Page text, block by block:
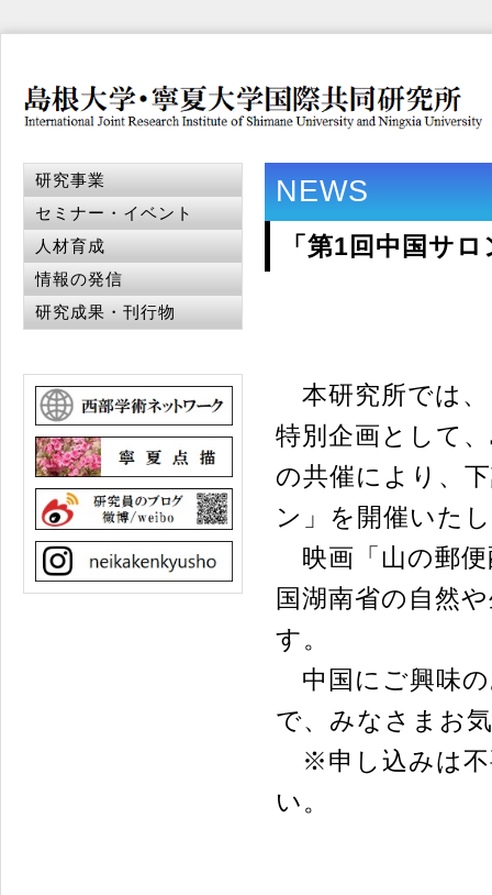
NEWS
「第1回中国サ
本研究所では、
特別企画として
の共催により、
ン」を開催いた
映画「山の郵便
国湖南省の自然
す。
中国にご興味
で、みなさまお
※申し込みは不
い。
研究事業
セミナー・イベント
人材育成
情報の発信
研究成果・刊行物